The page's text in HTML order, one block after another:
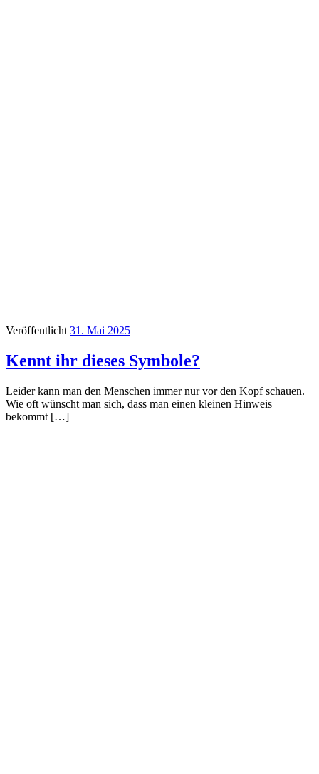
Veröffentlicht 31. Mai 2025
Kennt ihr dieses Symbole?
Leider kann man den Menschen immer nur vor den Kopf schauen.
Wie oft wünscht man sich, dass man einen kleinen Hinweis
bekommt […]